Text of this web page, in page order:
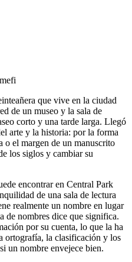
que vive en la ciudad
de un museo y la sala de
corto y una tarde larga. Llegó
arte y la historia: por la forma
o el margen de un manuscrito
los siglos y cambiar su
encontrar en Central Park
de una sala de lectura
realmente un nombre en lugar
de nombres dice que significa.
por su cuenta, lo que la ha
ortografía, la clasificación y los
un nombre envejece bien.